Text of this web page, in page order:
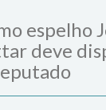
espelho
deve